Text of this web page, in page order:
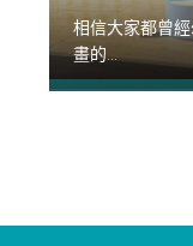
相信大家都曾
畫的...